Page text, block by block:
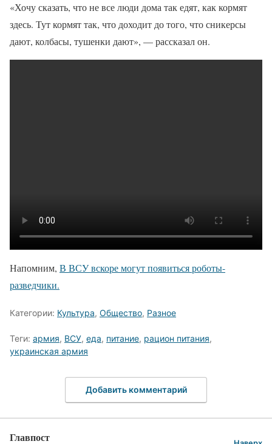
«Хочу сказать, что не все люди дома так едят, как кормят
здесь. Тут кормят так, что доходит до того, что сникерсы
дают, колбасы, тушенки дают», — рассказал он.
Напомним, В ВСУ вскоре могут появиться роботы-
разведчики.
Категории: Культура, Общество, Разное
Теги: армия, ВСУ, еда, питание, рацион питания,
украинская армия
Добавить комментарий
Главпост